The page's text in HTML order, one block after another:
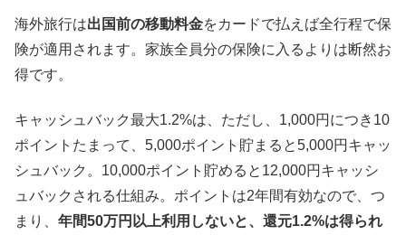
海外旅行は出国前の移動料金をカードで払えば全行程で保
険が適用されます。家族全員分の保険に入るよりは断然お
得です。
キャッシュバック最大1.2%は、ただし、1,000円につき10
ポイントたまって、5,000ポイント貯まると5,000円キャッ
シュバック。10,000ポイント貯めると12,000円キャッシ
ュバックされる仕組み。ポイントは2年間有効なので、つ
まり、 年間50万円以上利用しないと、還元1.2%は得られ